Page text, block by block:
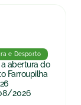
e Desporto
abertura do
Farroupilha
2026